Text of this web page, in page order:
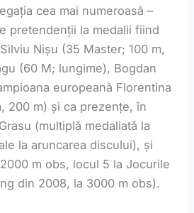
cea mai numeroasă –
pretendenții la medalii fiind
Nișu (35 Master; 100 m,
(60 M; lungime), Bogdan
europeană Florentina
200 m) și ca prezențe, în
(multiplă medaliată la
la aruncarea discului), și
m obs, locul 5 la Jocurile
din 2008, la 3000 m obs).